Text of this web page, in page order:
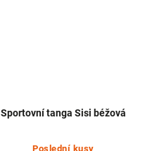
Sportovní tanga Sisi béžová
Poslední kusy